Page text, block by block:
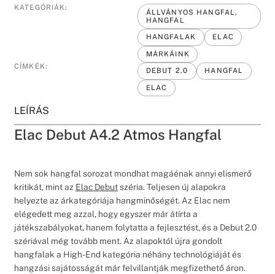
KATEGÓRIÁK:
ÁLLVÁNYOS HANGFAL,
HANGFAL
HANGFALAK
ELAC
MÁRKÁINK
CÍMKÉK:
DEBUT 2.0
HANGFAL
ELAC
LEÍRÁS
Elac Debut A4.2 Atmos Hangfal
Nem sok hangfal sorozat mondhat magáénak annyi elismerő
kritikát, mint az Elac Debutszéria. Teljesen új alapokra
helyezte az árkategóriája hangminőségét. Az Elac nem
elégedett meg azzal, hogy egyszer már átírta a
játékszabályokat, hanem folytatta a fejlesztést, és a Debut 2.0
szériával még tovább ment. Az alapoktól újra gondolt
hangfalak a High-End kategória néhány technológiáját és
hangzási sajátosságát már felvillantják megfizethető áron.